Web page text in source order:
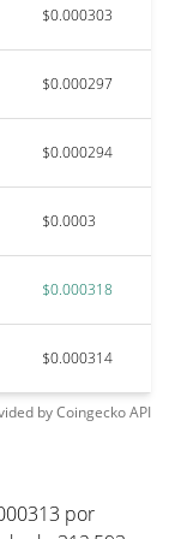
$0.000303
$0.000297
$0.000294
$0.0003
$0.000318
$0.000314
byCoingeckoAPI
por